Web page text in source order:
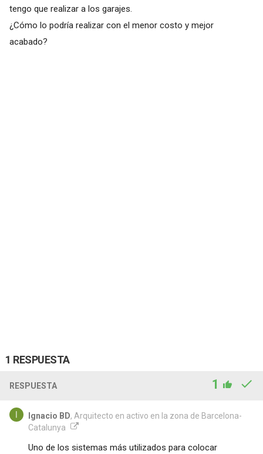
tengo que realizar a los garajes.
¿Cómo lo podría realizar con el menor costo y mejor
acabado?
1 RESPUESTA
RESPUESTA 1
Ignacio BD, Arquitecto en activo en la zona de Barcelona-
Catalunya
Uno de los sistemas más utilizados para colocar